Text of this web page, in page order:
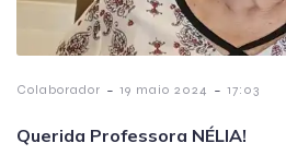
Colaborador - 19 maio 2024 - 17:03
Querida Professora NÉLIA!